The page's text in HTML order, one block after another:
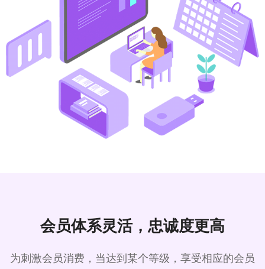
会员体系灵活，忠诚度更高
为刺激会员消费，当达到某个等级，享受相应的会员